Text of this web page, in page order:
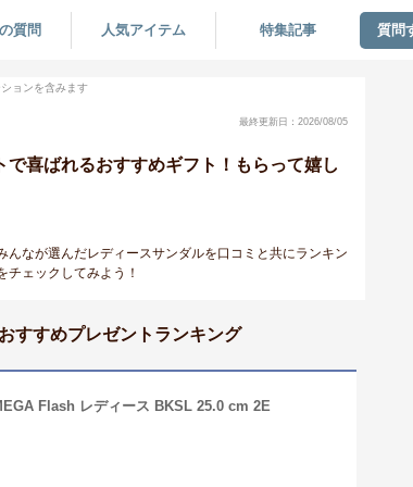
質問 人気アイテム 特集記事 質問
ョンを含みます
最終更新日：2026/08/05
喜ばれるおすすめギフト！もらって嬉し
なが選んだレディースサンダルを口コミと共にランキン
ェックしてみよう！
すすめプレゼントランキング
Flash レディース BKSL 25.0 cm 2E